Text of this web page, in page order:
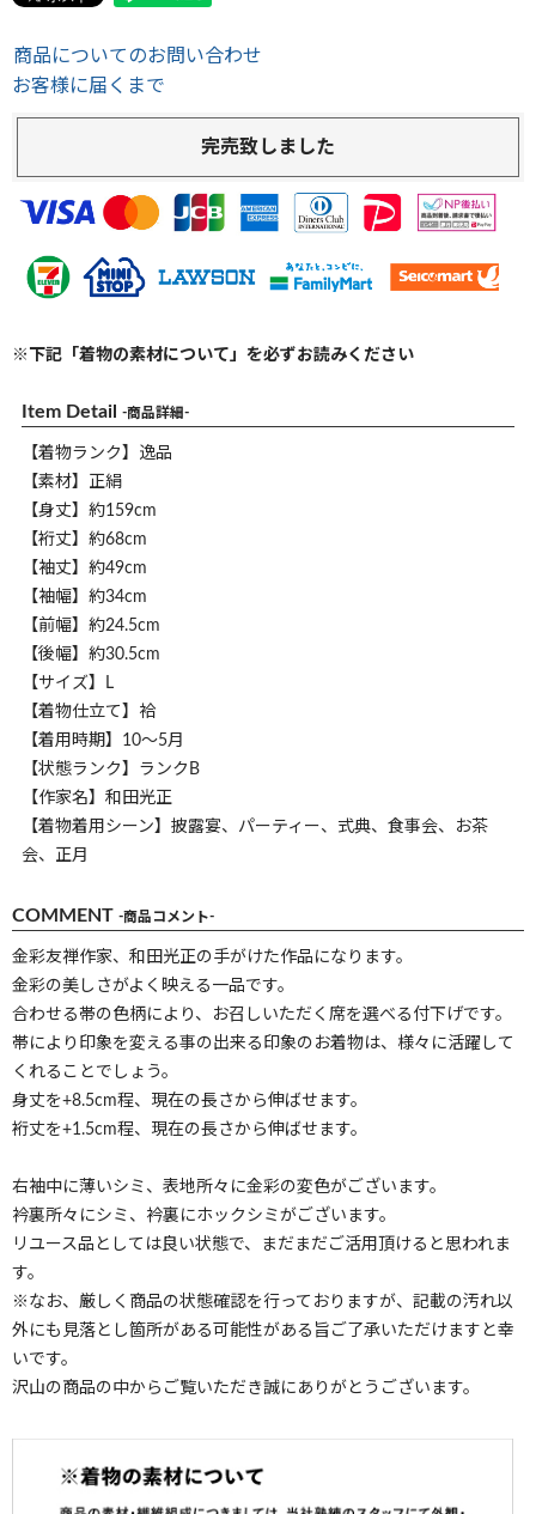
商品についてのお問い合わせ
お客様に届くまで
完売致しました
※下記「着物の素材について」を必ずお読みください
Item Detail -商品詳細-
【着物ランク】逸品
【素材】正絹
【身丈】約159cm
【裄丈】約68cm
【袖丈】約49cm
【袖幅】約34cm
【前幅】約24.5cm
【後幅】約30.5cm
【サイズ】L
【着物仕立て】袷
【着用時期】10～5月
【状態ランク】ランクB
【作家名】和田光正
【着物着用シーン】披露宴、パーティー、式典、食事会、お茶
会、正月
COMMENT -商品コメント-
金彩友禅作家、和田光正の手がけた作品になります。
金彩の美しさがよく映える一品です。
合わせる帯の色柄により、お召しいただく席を選べる付下げです。
帯により印象を変える事の出来る印象のお着物は、様々に活躍して
くれることでしょう。
身丈を+8.5cm程、現在の長さから伸ばせます。
裄丈を+1.5cm程、現在の長さから伸ばせます。
右袖中に薄いシミ、表地所々に金彩の変色がございます。
衿裏所々にシミ、衿裏にホックシミがございます。
リユース品としては良い状態で、まだまだご活用頂けると思われま
す。
※なお、厳しく商品の状態確認を行っておりますが、記載の汚れ以
外にも見落とし箇所がある可能性がある旨ご了承いただけますと幸
いです。
沢山の商品の中からご覧いただき誠にありがとうございます。